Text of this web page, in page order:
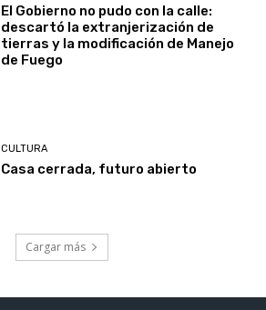
El Gobierno no pudo con la calle:
descartó la extranjerización de
tierras y la modificación de Manejo
de Fuego
CULTURA
Casa cerrada, futuro abierto
Cargar más